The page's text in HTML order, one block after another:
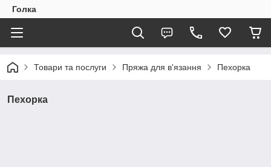
Голка
Товари та послуги Пряжа для в'язання Пехорка
Пехорка